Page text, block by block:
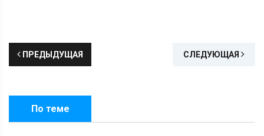
ПРЕДЫДУЩАЯ СЛЕДУЮЩАЯ
По теме